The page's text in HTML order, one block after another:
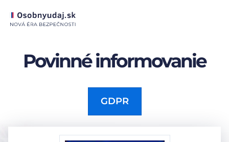
Povinné informovanie
GDPR